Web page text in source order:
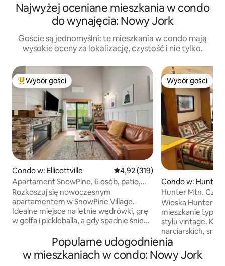
Najwyżej oceniane mieszkania w condo
do wynajęcia: Nowy Jork
Goście są jednomyślni: te mieszkania w condo mają
wysokie oceny za lokalizację, czystość i nie tylko.
Najpopularniejsze z kategorii Wybór gości
Wybór gości
Condo w: Ellicottville Średnia ocena: 4,92 na 5, liczba
4,92 (319)
Apartament SnowPine, 6 osób, patio,
klimatyzacja
Rozkoszuj się nowoczesnym
apartamentem w SnowPine Village.
Idealne miejsce na letnie wędrówki, grę
w golfa i pickleballa, a gdy spadnie śnieg,
dostępu do stoku narciarskiego! 🌿
Świetne miejsce na piesze wędrówki
i zabawę na świeżym powietrzu 🏌️ Korty
Wybór gości
Wybór gości
Condo w: Hunter
Hunter Mtn.
mieszkanie typu
recenzje*
Wioska Hunter
mieszkanie typu
stylu vintage.
narciarskich,
przejażdżki,
Pickle Ball &
Creek, Fly
Popularne udogodnienia
w mieszkaniach w condo: Nowy Jork